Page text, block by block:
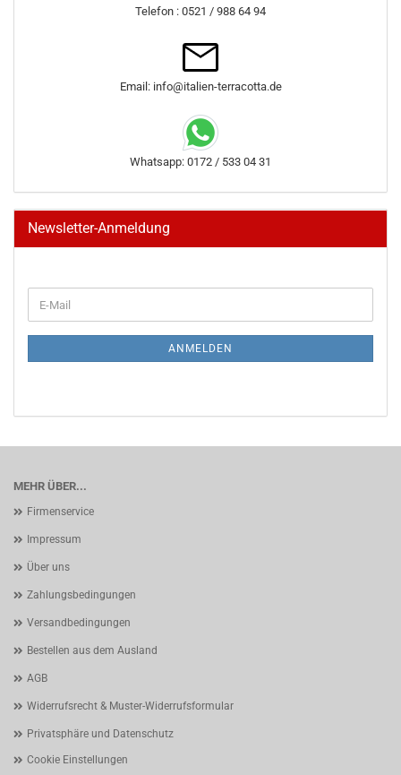
Telefon : 0521 / 988 64 94
Email: info@italien-terracotta.de
Whatsapp: 0172 / 533 04 31
Newsletter-Anmeldung
ZUR
E-
Mail
ANMELDEN
MEHR ÜBER...
Firmenservice
Impressum
Über uns
Zahlungsbedingungen
Versandbedingungen
Bestellen aus dem Ausland
AGB
Widerrufsrecht & Muster-Widerrufsformular
Privatsphäre und Datenschutz
Cookie Einstellungen